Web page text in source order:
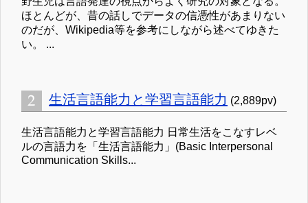
ほとんどが、昔の話しでデータの信憑性があまりない
のだが、Wikipedia等を参考にしながら述べてゆきた
い。 ...
生活言語能力と学習言語能力 (2,889pv)
生活言語能力と学習言語能力 日常生活をこなすレベ
ルの言語力を「生活言語能力」(Basic Interpersonal
Communication Skills...